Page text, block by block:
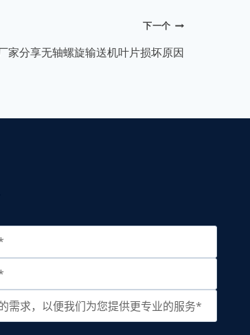
下一个
家分享无轴螺旋输送机叶片损坏原因